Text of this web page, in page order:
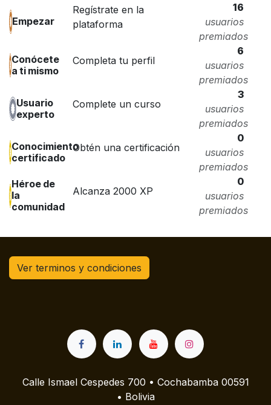
Empezar
Regístrate en la
plataforma
16
usuarios
premiados
Conócete
a ti mismo
Completa tu perfil
6
usuarios
premiados
Usuario
experto
Complete un curso
3
usuarios
premiados
Conocimiento
certificado
Obtén una certificación
0
usuarios
premiados
Héroe de
la
comunidad
Alcanza 2000 XP
0
usuarios
premiados
Ver terminos y condiciones
Calle Ismael Cespedes 700 • Cochabamba 00591
• Bolivia